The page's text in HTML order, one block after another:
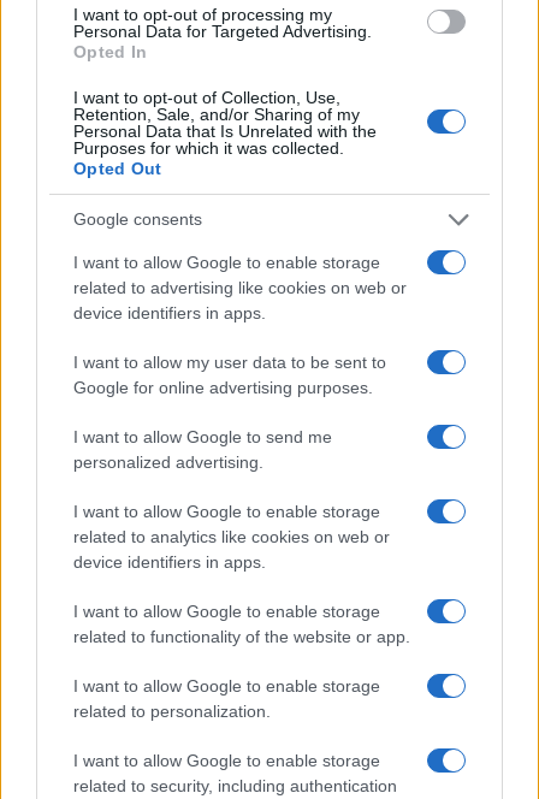
I want to opt-out of processing my
Personal Data for Targeted Advertising.
Opted In
I want to opt-out of Collection, Use,
Retention, Sale, and/or Sharing of my
Personal Data that Is Unrelated with the
Purposes for which it was collected.
Opted Out
Google consents
I want to allow Google to enable storage
related to advertising like cookies on web or
device identifiers in apps.
I want to allow my user data to be sent to
Google for online advertising purposes.
I want to allow Google to send me
personalized advertising.
I want to allow Google to enable storage
related to analytics like cookies on web or
device identifiers in apps.
I want to allow Google to enable storage
related to functionality of the website or app.
I want to allow Google to enable storage
related to personalization.
I want to allow Google to enable storage
related to security, including authentication
Descubre cómo elegir la mejor opción en STEAM:…
Preview: Marvel Super Hero Squad, más
Los fans de Nintendo Wii y los superhéroes…